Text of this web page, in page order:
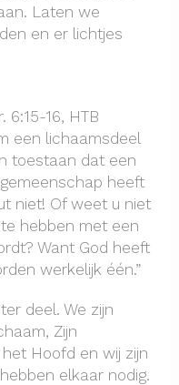
Laten we
en er lichtjes
6:15-16, HTB
een lichaamsdeel
toestaan dat een
heeft
niet! Of weet u niet
hebben met een
Want God heeft
werkelijk één.”
deel. We zijn
Zijn
Hoofd en wij zijn
elkaar nodig.